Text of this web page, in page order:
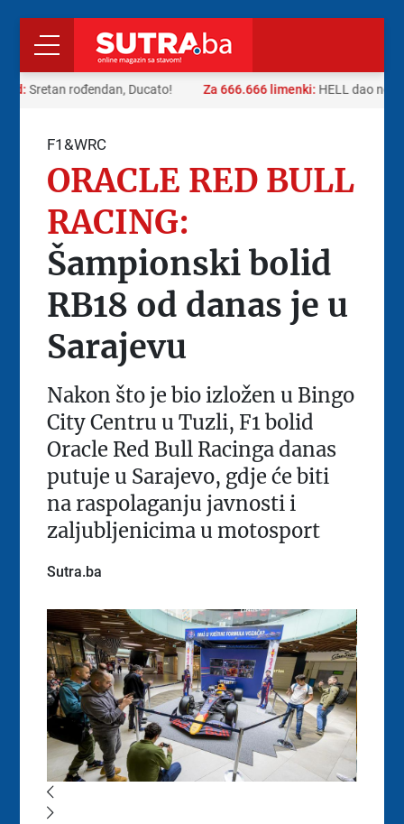
Sretan rođendan, Ducato! Za 666.666 limenki:HELL dao
F1&WRC
ORACLE RED BULL
RACING:
Šampionski bolid
RB18 od danas je u
Sarajevu
Nakon što je bio izložen u Bingo
City Centru u Tuzli, F1 bolid
Oracle Red Bull Racinga danas
putuje u Sarajevo, gdje će biti
na raspolaganju javnosti i
zaljubljenicima u motosport
Sutra.ba